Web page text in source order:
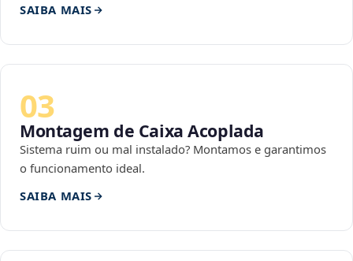
SAIBA MAIS
03
Montagem de Caixa Acoplada
Sistema ruim ou mal instalado? Montamos e garantimos
o funcionamento ideal.
SAIBA MAIS